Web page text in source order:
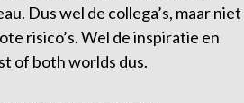
Dus wel de collega’s, maar niet
risico’s. Wel de inspiratie en
of both worlds dus.